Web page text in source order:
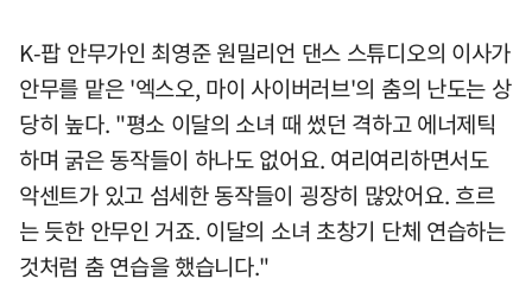
K-팝 안무가인 최영준 원밀리언 댄스 스튜디오의 이사가
안무를 맡은 '엑스오, 마이 사이버러브'의 춤의 난도는 상
당히 높다. "평소 이달의 소녀 때 썼던 격하고 에너제틱
하며 굵은 동작들이 하나도 없어요. 여리여리하면서도
악센트가 있고 섬세한 동작들이 굉장히 많았어요. 흐르
는 듯한 안무인 거죠. 이달의 소녀 초창기 단체 연습하는
것처럼 춤 연습을 했습니다."